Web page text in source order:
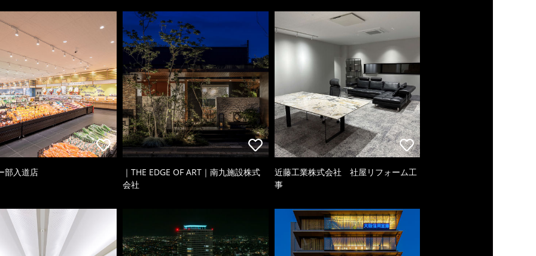
部入道店
｜THE EDGE OF ART｜南九施設株式
会社
近藤工業株式会社 社屋リフォーム工
事